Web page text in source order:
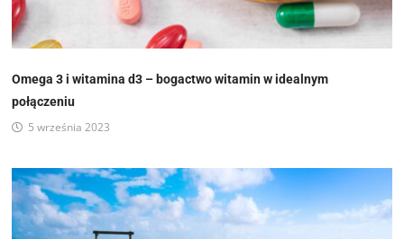
Omega 3 i witamina d3 – bogactwo witamin w idealnym
połączeniu
5 września 2023